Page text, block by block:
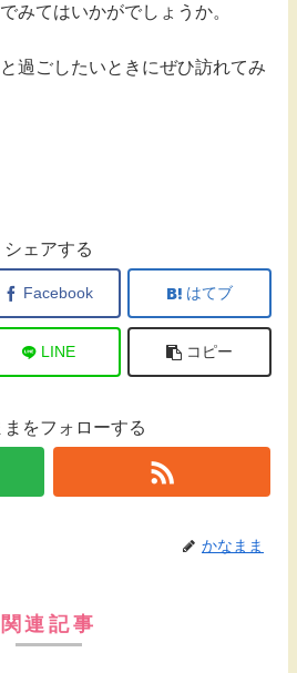
みてはいかがでしょうか。
過ごしたいときにぜひ訪れてみ
シェアする
Facebook はてブ
LINE コピー
をフォローする
かなまま
関連記事